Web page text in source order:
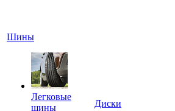
Шины
Легковые
шины
Диски